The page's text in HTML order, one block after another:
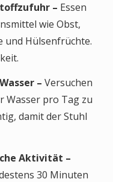
– Essen
wie Obst,
und Hülsenfrüchte.
Wasser – Versuchen
Wasser pro Tag zu
damit der Stuhl
Aktivität –
30 Minuten